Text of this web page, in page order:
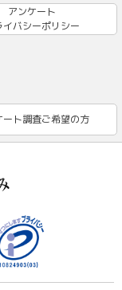
アンケート
イバシーポリシー
ート調査ご希望の方